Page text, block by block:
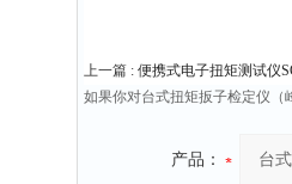
上一篇 : 便携式电子扭矩测试仪
如果你对台式扭矩扳子检定仪（
产品：